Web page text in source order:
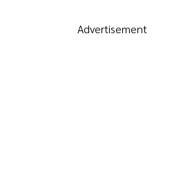
Advertisement